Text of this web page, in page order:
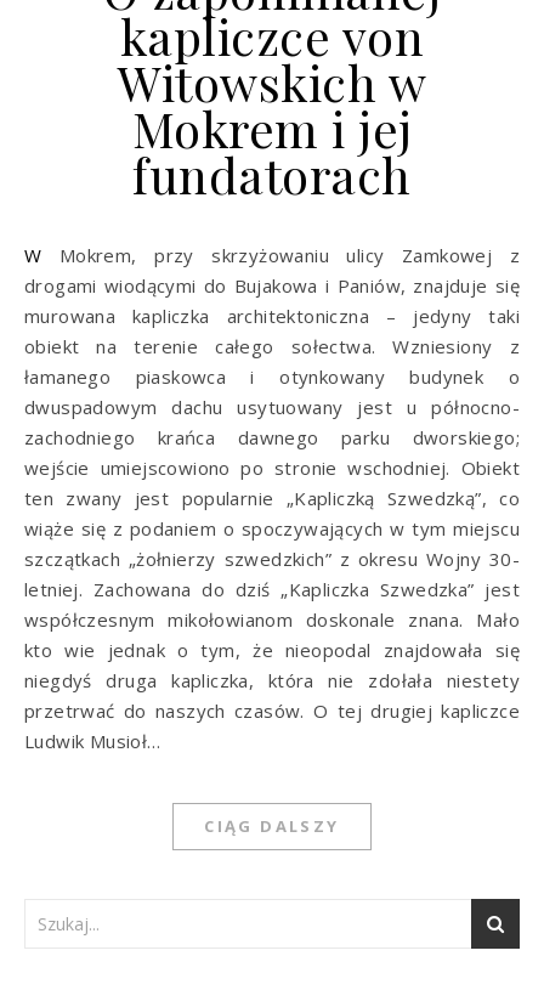
kapliczce von
Witowskich w
Mokrem i jej
fundatorach
W Mokrem, przy skrzyżowaniu ulicy Zamkowej z
drogami wiodącymi do Bujakowa i Paniów, znajduje się
murowana kapliczka architektoniczna – jedyny taki
obiekt na terenie całego sołectwa. Wzniesiony z
łamanego piaskowca i otynkowany budynek o
dwuspadowym dachu usytuowany jest u północno-
zachodniego krańca dawnego parku dworskiego;
wejście umiejscowiono po stronie wschodniej. Obiekt
ten zwany jest popularnie „Kapliczką Szwedzką”, co
wiąże się z podaniem o spoczywających w tym miejscu
szczątkach „żołnierzy szwedzkich” z okresu Wojny 30-
letniej. Zachowana do dziś „Kapliczka Szwedzka” jest
współczesnym mikołowianom doskonale znana. Mało
kto wie jednak o tym, że nieopodal znajdowała się
niegdyś druga kapliczka, która nie zdołała niestety
przetrwać do naszych czasów. O tej drugiej kapliczce
Ludwik Musioł…
CIĄG DALSZY